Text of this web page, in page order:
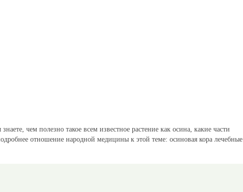
чем полезно такое всем известное растение как осина, какие части
отношение народной медицины к этой теме: осиновая кора лечебные